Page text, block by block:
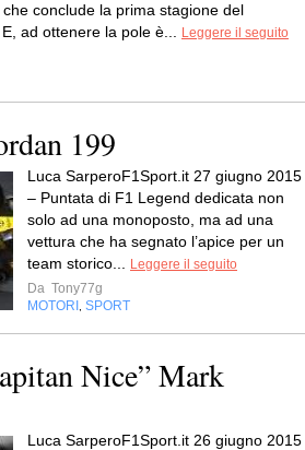
conclude la prima stagione del
ad ottenere la pole è...
Leggere il seguito
199
Luca SarperoF1Sport.it 27 giugno 2015
– Puntata di F1 Legend dedicata non
solo ad una monoposto, ma ad una
vettura che ha segnato l’apice per un
team storico...
Leggere il seguito
Da Tony77g
MOTORI
SPORT
Nice” Mark
Luca SarperoF1Sport.it 26 giugno 2015